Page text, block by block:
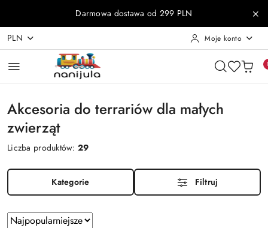
Przejdź do treści głównej
Przejdź do wyszukiwarki
Przejdź do moje konto
Przejdź do menu głównego
Przejdź do stopkiDarmowa dostawa od 299 PLN
PLN Moje konto
Akcesoria do terrariów dla małych
zwierząt
Liczba produktów:29
Kategorie Filtruj
Zastosowano
Sortuj